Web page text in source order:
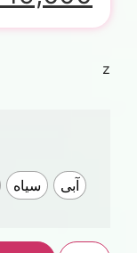
z
آبی سیاه